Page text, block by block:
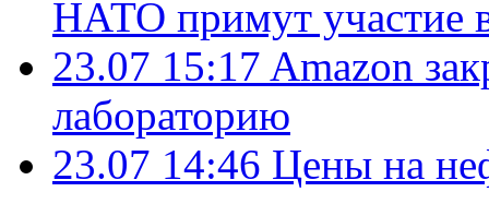
НАТО примут участие
23.07 15:17 Amazon
лабораторию
23.07 14:46 Цены на